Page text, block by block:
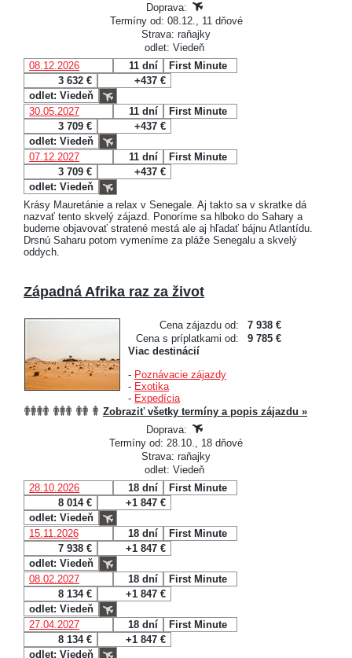
Doprava:
Termíny od: 08.12., 11 dňové
Strava: raňajky
odlet: Viedeň
08.12.2026
11 dní
First Minute
3 632 €
+437 €
odlet: Viedeň
30.05.2027
11 dní
First Minute
3 709 €
+437 €
odlet: Viedeň
07.12.2027
11 dní
First Minute
3 709 €
+437 €
odlet: Viedeň
Krásy Mauretánie a relax v Senegale. Aj takto sa v skratke dá
nazvať tento skvelý zájazd. Ponoríme sa hlboko do Sahary a
budeme objavovať stratené mestá ale aj hľadať bájnu Atlantídu.
Drsnú Saharu potom vymeníme za pláže Senegalu a skvelý
oddych.
Západná Afrika raz za život
Cena zájazdu od:
7 938 €
Cena s príplatkami od:
9 785 €
Viac destinácií
- Poznávacie zájazdy
- Exotika
- Expedícia
Zobraziť všetky termíny a popis zájazdu »
Doprava:
Termíny od: 28.10., 18 dňové
Strava: raňajky
odlet: Viedeň
28.10.2026
18 dní
First Minute
8 014 €
+1 847 €
odlet: Viedeň
15.11.2026
18 dní
First Minute
7 938 €
+1 847 €
odlet: Viedeň
08.02.2027
18 dní
First Minute
8 134 €
+1 847 €
odlet: Viedeň
27.04.2027
18 dní
First Minute
8 134 €
+1 847 €
odlet: Viedeň